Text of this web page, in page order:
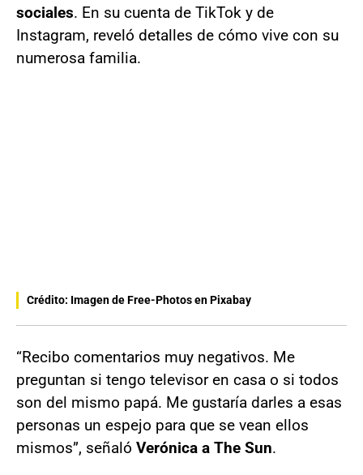
sociales. En su cuenta de TikTok y de
Instagram, reveló detalles de cómo vive con su
numerosa familia.
Crédito: Imagen de Free-Photos en Pixabay
“Recibo comentarios muy negativos. Me
preguntan si tengo televisor en casa o si todos
son del mismo papá. Me gustaría darles a esas
personas un espejo para que se vean ellos
mismos”, señaló Verónica a The Sun.